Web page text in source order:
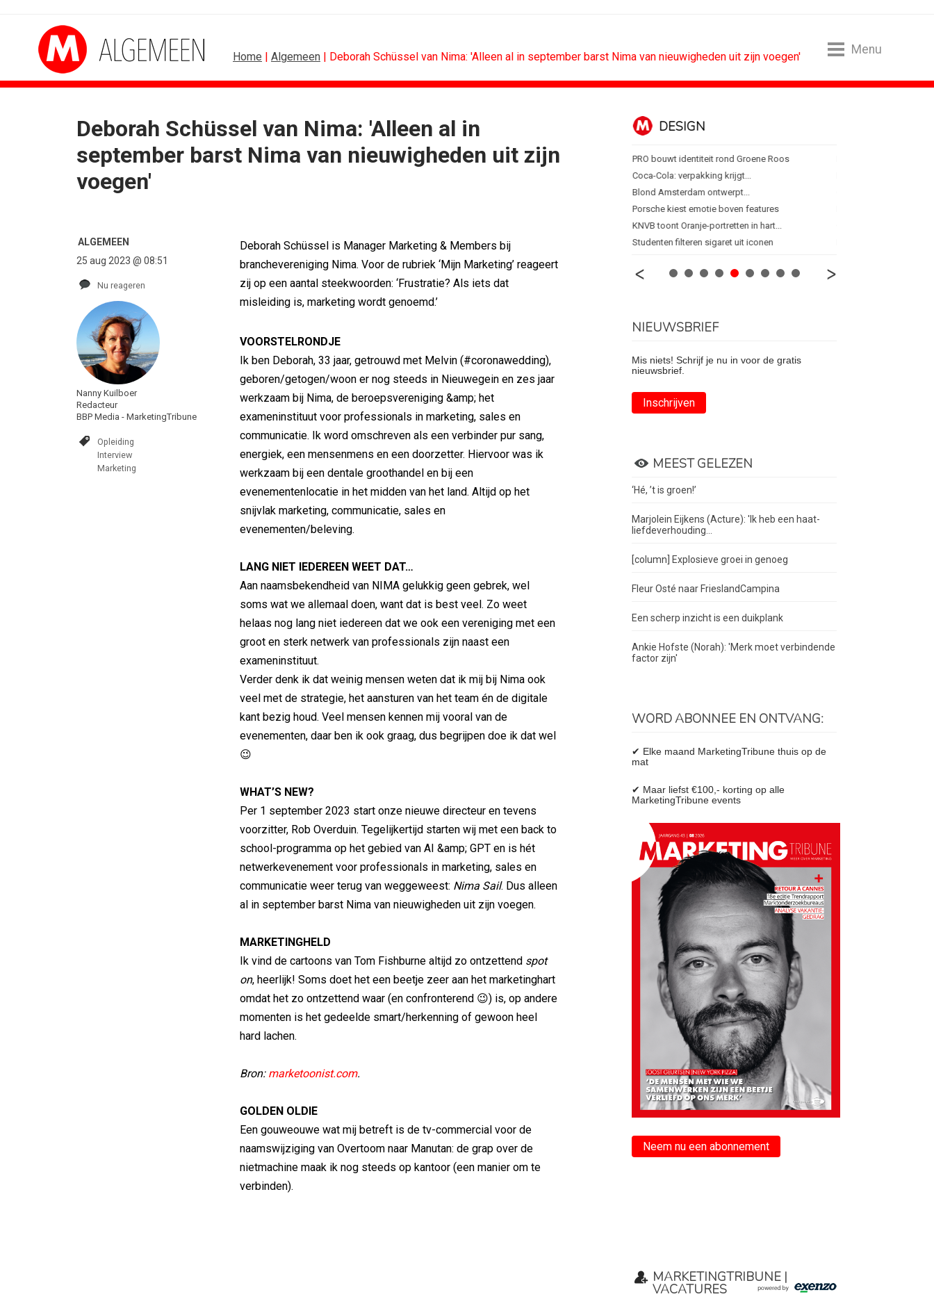
Home | Algemeen | Deborah Schüssel van Nima: 'Alleen al in september barst Nima van nieuwigheden uit zijn voegen'
Menu
Deborah Schüssel van Nima: 'Alleen al in
september barst Nima van nieuwigheden uit zijn
voegen'
ALGEMEEN
25 aug 2023 @ 08:51
Nu reageren
Nanny Kuilboer
Redacteur
BBP Media - MarketingTribune
Opleiding
Interview
Marketing
Deborah Schüssel is Manager Marketing & Members bij
branchevereniging Nima. Voor de rubriek ‘Mijn Marketing’ reageert
zij op een aantal steekwoorden: ‘Frustratie? Als iets dat
misleiding is, marketing wordt genoemd.’
VOORSTELRONDJE
Ik ben Deborah, 33 jaar, getrouwd met Melvin (#coronawedding),
geboren/getogen/woon er nog steeds in Nieuwegein en zes jaar
werkzaam bij Nima, de beroepsvereniging &amp; het
exameninstituut voor professionals in marketing, sales en
communicatie. Ik word omschreven als een verbinder pur sang,
energiek, een mensenmens en een doorzetter. Hiervoor was ik
werkzaam bij een dentale groothandel en bij een
evenementenlocatie in het midden van het land. Altijd op het
snijvlak marketing, communicatie, sales en
evenementen/beleving.
LANG NIET IEDEREEN WEET DAT…
Aan naamsbekendheid van NIMA gelukkig geen gebrek, wel
soms wat we allemaal doen, want dat is best veel. Zo weet
helaas nog lang niet iedereen dat we ook een vereniging met een
groot en sterk netwerk van professionals zijn naast een
exameninstituut.
Verder denk ik dat weinig mensen weten dat ik mij bij Nima ook
veel met de strategie, het aansturen van het team én de digitale
kant bezig houd. Veel mensen kennen mij vooral van de
evenementen, daar ben ik ook graag, dus begrijpen doe ik dat wel
😉
WHAT’S NEW?
Per 1 september 2023 start onze nieuwe directeur en tevens
voorzitter, Rob Overduin. Tegelijkertijd starten wij met een back to
school-programma op het gebied van AI &amp; GPT en is hét
netwerkevenement voor professionals in marketing, sales en
communicatie weer terug van weggeweest: Nima Sail. Dus alleen
al in september barst Nima van nieuwigheden uit zijn voegen.
MARKETINGHELD
Ik vind de cartoons van Tom Fishburne altijd zo ontzettend spot
on, heerlijk! Soms doet het een beetje zeer aan het marketinghart
omdat het zo ontzettend waar (en confronterend 😉) is, op andere
momenten is het gedeelde smart/herkenning of gewoon heel
hard lachen.
Bron: marketoonist.com.
GOLDEN OLDIE
Een gouweouwe wat mij betreft is de tv-commercial voor de
naamswijziging van Overtoom naar Manutan: de grap over de
nietmachine maak ik nog steeds op kantoor (een manier om te
verbinden).
Marketing mix modelling terug van...
Adform werkt aan open standaard...
Special Ops bouwt merk rond...
Marketingtransfers week 28, 2026
BUREAUS
Eindelijk een hoofdrol voor Lee...
Havas neemt SportVibes over
CONTENTMARKETING
Internationale award voor Holland...
WWF en CPNB introduceren Groene...
DESIGN
PRO bouwt identiteit rond Groene Roos
Coca-Cola: verpakking krijgt...
Blond Amsterdam ontwerpt...
Porsche kiest emotie boven features
KNVB toont Oranje-portretten in hart...
Studenten filteren sigaret uit iconen
NIEUWSBRIEF
Mis niets! Schrijf je nu in voor de gratis
nieuwsbrief.
Inschrijven
MEEST GELEZEN
‘Hé, ’t is groen!’
Marjolein Eijkens (Acture): 'Ik heb een haat-
liefdeverhouding...
[column] Explosieve groei in genoeg
Fleur Osté naar FrieslandCampina
Een scherp inzicht is een duikplank
Ankie Hofste (Norah): 'Merk moet verbindende
factor zijn'
WORD ABONNEE EN ONTVANG:
✔ Elke maand MarketingTribune thuis op de
mat
✔ Maar liefst €100,- korting op alle
MarketingTribune events
Neem nu een abonnement
MARKETINGTRIBUNE |
VACATURES